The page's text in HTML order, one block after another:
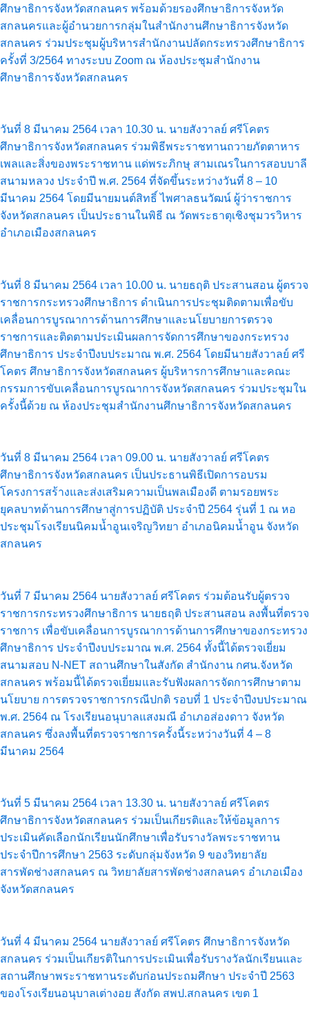
ศึกษาธิการจังหวัดสกลนคร พร้อมด้วยรองศึกษาธิการจังหวัด
สกลนครและผู้อำนวยการกลุ่มในสำนักงานศึกษาธิการจังหวัด
สกลนคร ร่วมประชุมผู้บริหารสำนักงานปลัดกระทรวงศึกษาธิการ
ครั้งที่ 3/2564 ทางระบบ Zoom ณ ห้องประชุมสำนักงาน
ศึกษาธิการจังหวัดสกลนคร
วันที่ 8 มีนาคม 2564 เวลา 10.30 น. นายสังวาลย์ ศรีโคตร
ศึกษาธิการจังหวัดสกลนคร ร่วมพิธีพระราชทานถวายภัตตาหาร
เพลและสิ่งของพระราชทาน แด่พระภิกษุ สามเณรในการสอบบาลี
สนามหลวง ประจำปี พ.ศ. 2564 ที่จัดขึ้นระหว่างวันที่ 8 – 10
มีนาคม 2564 โดยมีนายมนต์สิทธิ์ ไพศาลธนวัฒน์ ผู้ว่าราชการ
จังหวัดสกลนคร เป็นประธานในพิธี ณ วัดพระธาตุเชิงชุมวรวิหาร
อำเภอเมืองสกลนคร
วันที่ 8 มีนาคม 2564 เวลา 10.00 น. นายธฤติ ประสานสอน ผู้ตรวจ
ราชการกระทรวงศึกษาธิการ ดำเนินการประชุมติดตามเพื่อขับ
เคลื่อนการบูรณาการด้านการศึกษาและนโยบายการตรวจ
ราชการและติดตามประเมินผลการจัดการศึกษาของกระทรวง
ศึกษาธิการ ประจำปีงบประมาณ พ.ศ. 2564 โดยมีนายสังวาลย์ ศรี
โคตร ศึกษาธิการจังหวัดสกลนคร ผู้บริหารการศึกษาและคณะ
กรรมการขับเคลื่อนการบูรณาการจังหวัดสกลนคร ร่วมประชุมใน
ครั้งนี้ด้วย ณ ห้องประชุมสำนักงานศึกษาธิการจังหวัดสกลนคร
วันที่ 8 มีนาคม 2564 เวลา 09.00 น. นายสังวาลย์ ศรีโคตร
ศึกษาธิการจังหวัดสกลนคร เป็นประธานพิธีเปิดการอบรม
โครงการสร้างและส่งเสริมความเป็นพลเมืองดี ตามรอยพระ
ยุคลบาทด้านการศึกษาสู่การปฏิบัติ ประจำปี 2564 รุ่นที่ 1 ณ หอ
ประชุมโรงเรียนนิคมน้ำอูนเจริญวิทยา อำเภอนิคมน้ำอูน จังหวัด
สกลนคร
วันที่ 7 มีนาคม 2564 นายสังวาลย์ ศรีโคตร ร่วมต้อนรับผู้ตรวจ
ราชการกระทรวงศึกษาธิการ นายธฤติ ประสานสอน ลงพื้นที่ตรวจ
ราชการ เพื่อขับเคลื่อนการบูรณาการด้านการศึกษาของกระทรวง
ศึกษาธิการ ประจำปีงบประมาณ พ.ศ. 2564 ทั้งนี้ได้ตรวจเยี่ยม
สนามสอบ N-NET สถานศึกษาในสังกัด สำนักงาน กศน.จังหวัด
สกลนคร พร้อมนี้ได้ตรวจเยี่ยมและรับฟังผลการจัดการศึกษาตาม
นโยบาย การตรวจราชการกรณีปกติ รอบที่ 1 ประจำปีงบประมาณ
พ.ศ. 2564 ณ โรงเรียนอนุบาลแสงมณี อำเภอส่องดาว จังหวัด
สกลนคร ซึ่งลงพื้นที่ตรวจราชการครั้งนี้ระหว่างวันที่ 4 – 8
มีนาคม 2564
วันที่ 5 มีนาคม 2564 เวลา 13.30 น. นายสังวาลย์ ศรีโคตร
ศึกษาธิการจังหวัดสกลนคร ร่วมเป็นเกียรติและให้ข้อมูลการ
ประเมินคัดเลือกนักเรียนนักศึกษาเพื่อรับรางวัลพระราชทาน
ประจำปีการศึกษา 2563 ระดับกลุ่มจังหวัด 9 ของวิทยาลัย
สารพัดช่างสกลนคร ณ วิทยาลัยสารพัดช่างสกลนคร อำเภอเมือง
จังหวัดสกลนคร
วันที่ 4 มีนาคม 2564 นายสังวาลย์ ศรีโคตร ศึกษาธิการจังหวัด
สกลนคร ร่วมเป็นเกียรติในการประเมินเพื่อรับรางวัลนักเรียนและ
สถานศึกษาพระราชทานระดับก่อนประถมศึกษา ประจำปี 2563
ของโรงเรียนอนุบาลเต่างอย สังกัด สพป.สกลนคร เขต 1